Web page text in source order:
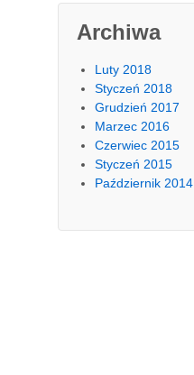
Archiwa
Luty 2018
Styczeń 2018
Grudzień 2017
Marzec 2016
Czerwiec 2015
Styczeń 2015
Październik 2014